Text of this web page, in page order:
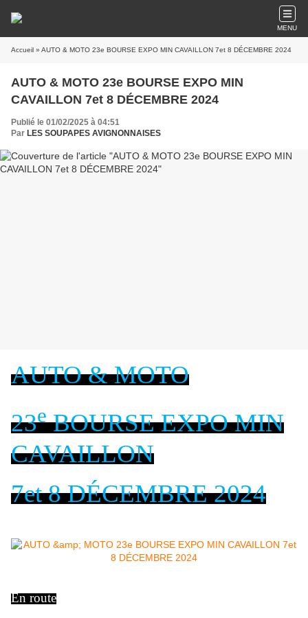
MENU
Accueil » AUTO & MOTO 23e BOURSE EXPO MIN CAVAILLON 7et 8 DÉCEMBRE 2024
AUTO & MOTO 23e BOURSE EXPO MIN
CAVAILLON 7et 8 DÉCEMBRE 2024
Publié le 01/02/2025 à 04:51
Par LES SOUPAPES AVIGNONNAISES
AUTO & MOTO
23eBOURSE EXPO MIN
CAVAILLON
7et 8 DÉCEMBRE 2024
En route